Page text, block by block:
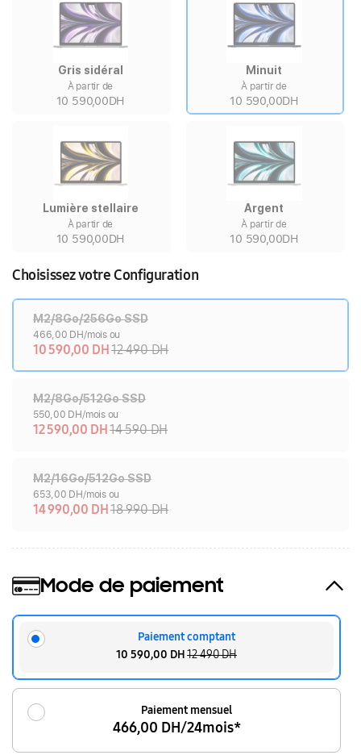
Gris sidéral
À partir de
10 590,00DH
Minuit
À partir de
10 590,00DH
Lumière stellaire
À partir de
10 590,00DH
Argent
À partir de
10 590,00DH
Choisissez votre Configuration
M2/8Go/256Go SSD
466,00 DH/mois ou
10 590,00 DH12 490 DH
M2/8Go/512Go SSD
550,00 DH/mois ou
12 590,00 DH14 590 DH
M2/16Go/512Go SSD
653,00 DH/mois ou
14 990,00 DH18 990 DH
Mode de paiement
Paiement comptant
10 590,00 DH12 490 DH
Paiement mensuel
466,00 DH/24mois*